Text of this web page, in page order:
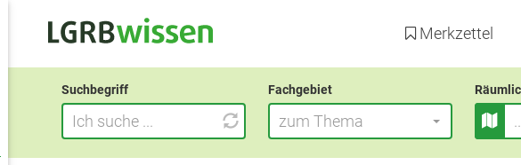
Merkzettel
Suchbegriff Fachgebiet
zum Thema